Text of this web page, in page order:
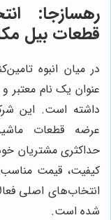
رهسازجا:
قطعات بیل
در میان انبوه
عنوان یک نام معتبر و
داشته است. این
عرضه قطعات
حداکثری مشتریان
کیفیت، قیمت
انتخاب‌های اصلی
شده است.